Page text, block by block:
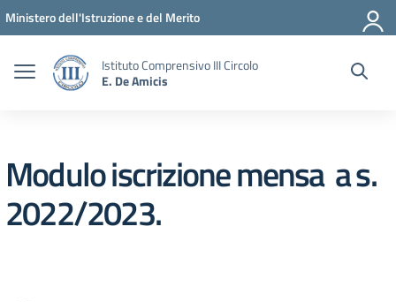
Vai ai contenuti
Vai al menu di navigazione
Vai al footer
Ministero dell'Istruzione e del Merito
Istituto Comprensivo III Circolo
E. De Amicis
Modulo iscrizione mensa a s.
2022/2023.